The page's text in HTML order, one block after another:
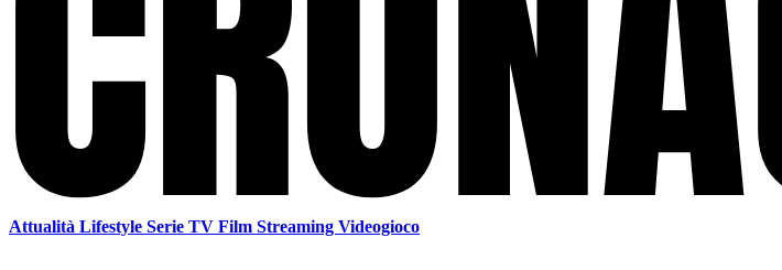
Attualità Lifestyle Serie TV Film Streaming Videogioco